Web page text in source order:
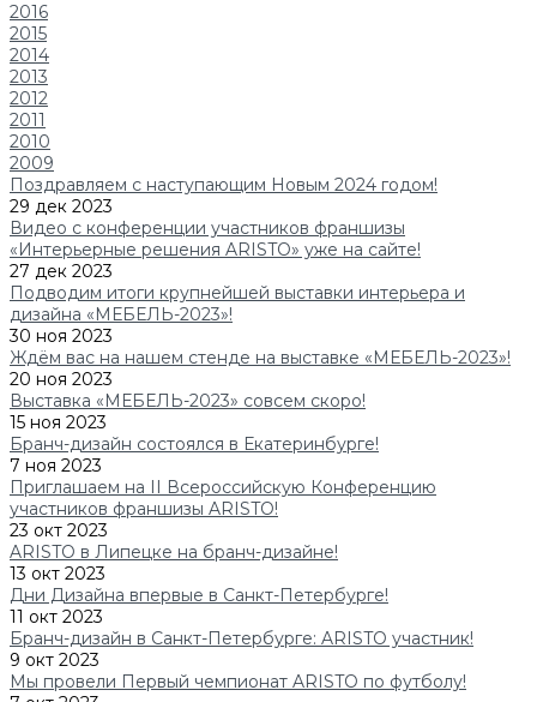
2016
2015
2014
2013
2012
2011
2010
2009
Поздравляем с наступающим Новым 2024 годом!
29 дек 2023
Видео с конференции участников франшизы
«Интерьерные решения ARISTO» уже на сайте!
27 дек 2023
Подводим итоги крупнейшей выставки интерьера и
дизайна «МЕБЕЛЬ-2023»!
30 ноя 2023
Ждём вас на нашем стенде на выставке «МЕБЕЛЬ-2023»!
20 ноя 2023
Выставка «МЕБЕЛЬ-2023» совсем скоро!
15 ноя 2023
Бранч-дизайн состоялся в Екатеринбурге!
7 ноя 2023
Приглашаем на II Всероссийскую Конференцию
участников франшизы ARISTO!
23 окт 2023
ARISTO в Липецке на бранч-дизайне!
13 окт 2023
Дни Дизайна впервые в Санкт-Петербурге!
11 окт 2023
Бранч-дизайн в Санкт-Петербурге: ARISTO участник!
9 окт 2023
Мы провели Первый чемпионат ARISTO по футболу!